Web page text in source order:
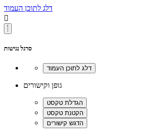
דלג לתוכן העמוד

סרגל נגישות
גופן וקישורים